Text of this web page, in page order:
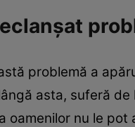
problemă a
asta, suferă
oamenilor nu le pot